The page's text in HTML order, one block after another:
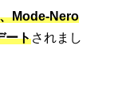
Mode-Nero
ートされまし